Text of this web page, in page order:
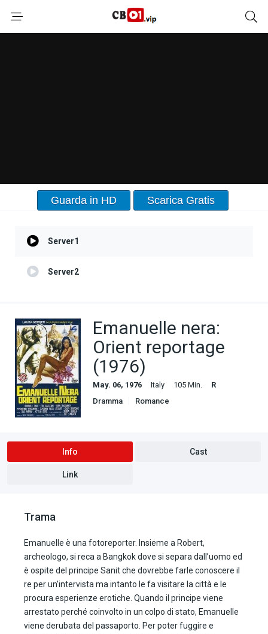
Guarda in HD Scarica Gratis
Server1
Server2
Emanuelle nera:
Orient reportage
(1976)
May. 06, 1976 Italy 105 Min.
R
Dramma
Romance
Info Cast
Link
Trama
Emanuelle è una fotoreporter. Insieme a Robert,
archeologo, si reca a Bangkok dove si separa dall’uomo ed
è ospite del principe Sanit che dovrebbe farle conoscere il
re per un’intervista ma intanto le fa visitare la città e le
procura esperienze erotiche. Quando il principe viene
arrestato perché coinvolto in un colpo di stato, Emanuelle
viene derubata del passaporto. Per poter fuggire e